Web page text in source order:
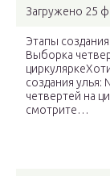
Загружено 25
Этапы
Выборка
создания
четвертей на
смотрите…